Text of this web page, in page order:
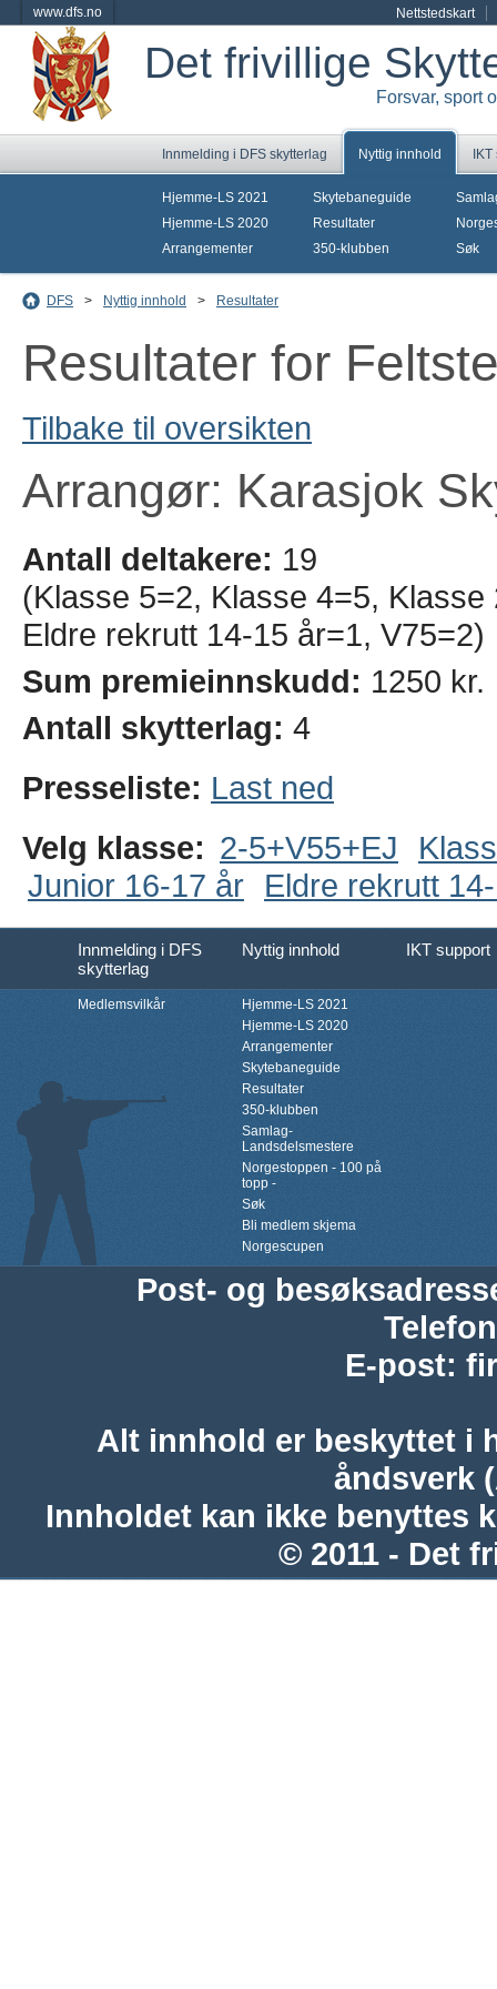
www.dfs.no Nettstedskart
Det frivillige
Forsvar, sport
Innmelding i DFS skytterlag Nyttig innhold
Hjemme-LS 2021
Hjemme-LS 2020
Arrangementer
Skytebaneguide
Resultater
350-klubben
Søk
DFS > Nyttig innhold > Resultater
Resultater for
Tilbake til oversikten
Arrangør: Karasjok
Antall deltakere: 19
(Klasse 5=2, Klasse 4=5,
Eldre rekrutt 14-15 år=1, V75=2)
Sum premieinnskudd: 1250 kr.
Antall skytterlag: 4
Presseliste: Last ned
Velg klasse: 2-5+V55+EJ
Junior 16-17 år
Eldre rekrutt
Innmelding i DFS
skytterlag
Nyttig innhold IKT support
Medlemsvilkår
Hjemme-LS 2021
Hjemme-LS 2020
Arrangementer
Skytebaneguide
Resultater
350-klubben
Samlag-
Landsdelsmestere
Norgestoppen - 100 på
topp -
Søk
Bli medlem skjema
Norgescupen
Post- og
Telefon
E-post:
Alt innhold er beskyttet i
åndsverk
Innholdet kan ikke benyttes
© 2011 - Det